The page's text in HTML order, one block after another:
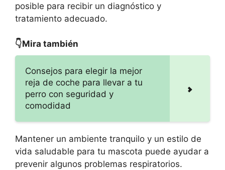
posible para recibir un diagnóstico y
tratamiento adecuado.
👇Mira también
Consejos para elegir la mejor
reja de coche para llevar a tu
perro con seguridad y
comodidad
Mantener un ambiente tranquilo y un estilo de
vida saludable para tu mascota puede ayudar a
prevenir algunos problemas respiratorios.